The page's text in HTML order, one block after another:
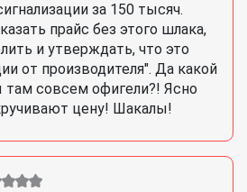
за 150 тысяч.
прайс без этого шлака,
и утверждать, что это
от производителя". Да какой
там совсем офигели?! Ясно
цену! Шакалы!